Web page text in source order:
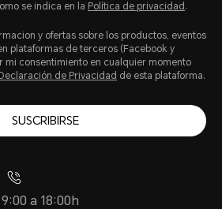
se indica en la Política de privacidad .
y ofertas sobre los productos, eventos
plataformas de terceros (Facebook y
mi consentimiento en cualquier momento
Declaración de Privacidad de esta plataforma.
SUSCRIBIRSE
a 18:00h